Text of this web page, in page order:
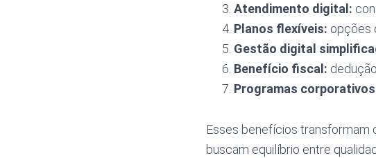
Atendimento digital:
Planos flexíveis: opções
Gestão digital
Benefício fiscal:
Programas
Esses benefícios transformam
buscam equilíbrio entre